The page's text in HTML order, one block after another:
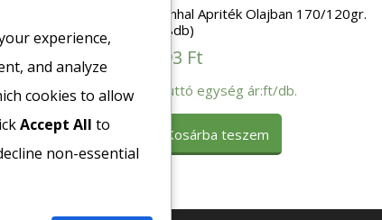
db.
Tonhal Apriték Olajban 170/120gr.
(48db)
593 Ft
Bruttó egység ár:ft/db.
Kosárba teszem
experience,
and analyze
cookies to allow
Accept All to
non-essential